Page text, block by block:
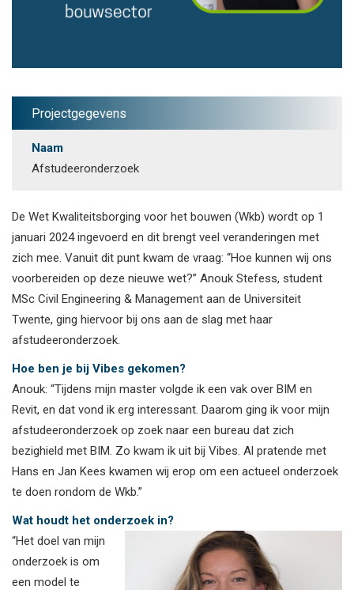
Projectgegevens
Naam
Afstudeeronderzoek
De Wet Kwaliteitsborging voor het bouwen (Wkb) wordt op 1
januari 2024 ingevoerd en dit brengt veel veranderingen met
zich mee. Vanuit dit punt kwam de vraag: “Hoe kunnen wij ons
voorbereiden op deze nieuwe wet?” Anouk Stefess, student
MSc Civil Engineering & Management aan de Universiteit
Twente, ging hiervoor bij ons aan de slag met haar
afstudeeronderzoek.
Hoe ben je bij Vibes gekomen?
Anouk: “Tijdens mijn master volgde ik een vak over BIM en
Revit, en dat vond ik erg interessant. Daarom ging ik voor mijn
afstudeeronderzoek op zoek naar een bureau dat zich
bezighield met BIM. Zo kwam ik uit bij Vibes. Al pratende met
Hans en Jan Kees kwamen wij erop om een actueel onderzoek
te doen rondom de Wkb.”
Wat houdt het onderzoek in?
“Het doel van mijn
onderzoek is om
een model te